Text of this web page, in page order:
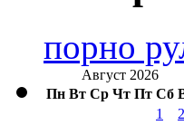
порно
Август 2026
Пн Вт Ср Чт Пт Сб
1
2